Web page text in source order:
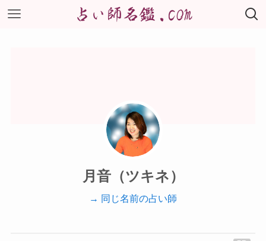
月音（ツキネ）
→ 同じ名前の占い師